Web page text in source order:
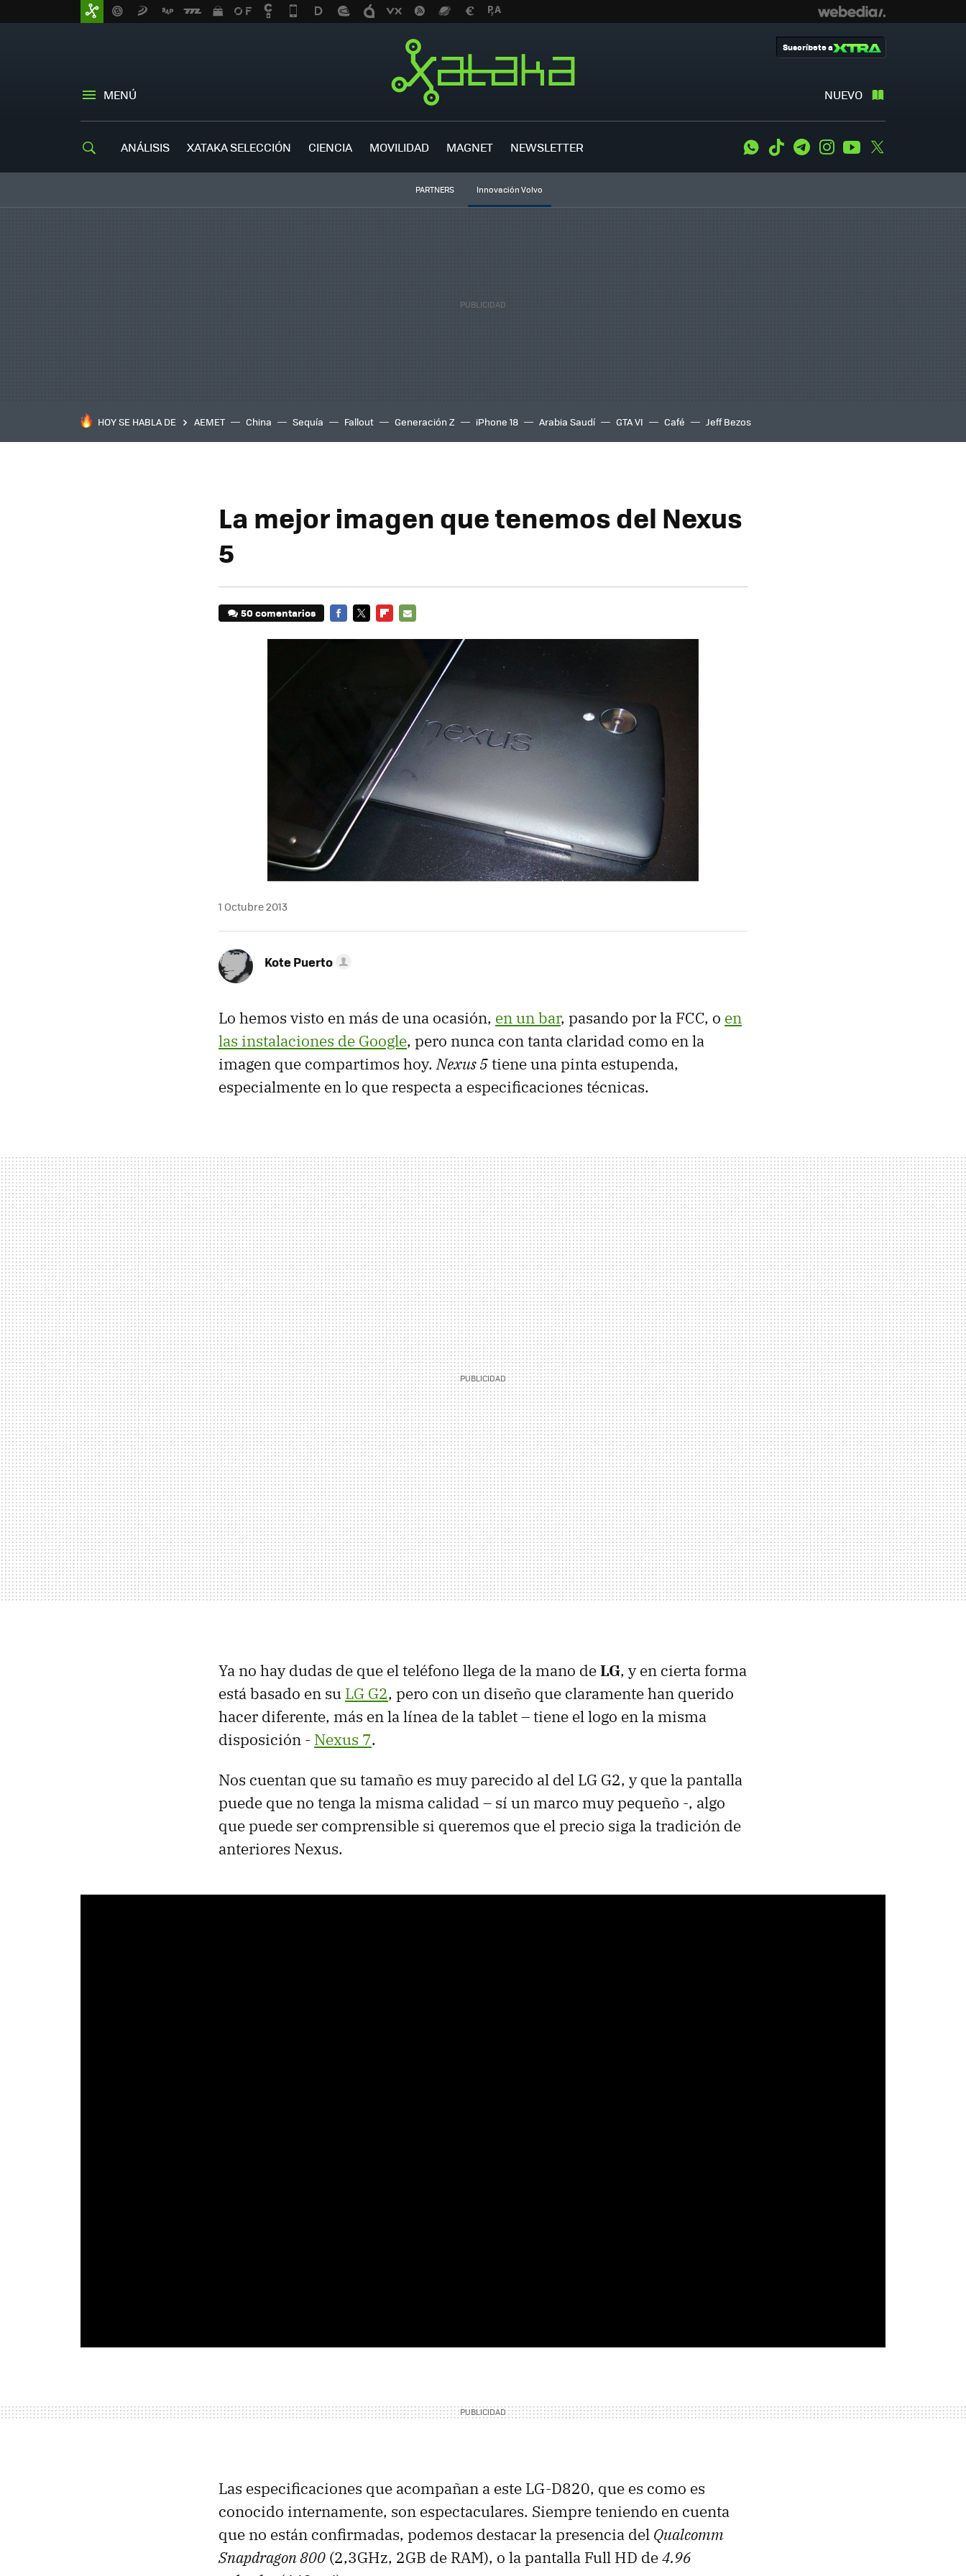
MENÚ NUEVO
Suscríbete a
ANÁLISIS XATAKA SELECCIÓN CIENCIA MOVILIDAD MAGNET NEWSLETTER WhatsApp
Tiktok TelegramInstagramYoutube
PARTNERS Innovación Volvo
HOY SE HABLA DE AEMET China Sequía Fallout Generación Z iPhone 18 Arabia Saudí GTA VI Café Jeff Bezos
La mejor imagen que tenemos del Nexus
5
50 comentarios
1 Octubre 2013
Kote Puerto
Lo hemos visto en más de una ocasión, en un bar, pasando por la FCC, o en
las instalaciones de Google, pero nunca con tanta claridad como en la
imagen que compartimos hoy.Nexus 5 tiene una pinta estupenda,
especialmente en lo que respecta a especificaciones técnicas.
Ya no hay dudas de que el teléfono llega de la mano deLG, y en cierta forma
está basado en su LG G2, pero con un diseño que claramente han querido
hacer diferente, más en la línea de la tablet – tiene el logo en la misma
disposición - Nexus 7.
Nos cuentan que su tamaño es muy parecido al del LG G2, y que la pantalla
puede que no tenga la misma calidad – sí un marco muy pequeño -, algo
que puede ser comprensible si queremos que el precio siga la tradición de
anteriores Nexus.
Las especificaciones que acompañan a este LG-D820, que es como es
conocido internamente, son espectaculares. Siempre teniendo en cuenta
que no están confirmadas, podemos destacar la presencia del Qualcomm
Snapdragon 800 (2,3GHz, 2GB de RAM), o la pantalla Full HD de4.96